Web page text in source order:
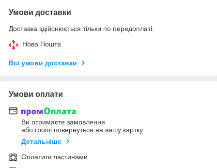
Умови доставки
Доставка здійснюється тільки по передоплаті.
Нова Пошта
Всі умови доставки
Умови оплати
Ви отримаєте замовлення
або гроші повернуться на вашу картку
Детальніше
Оплатити частинами